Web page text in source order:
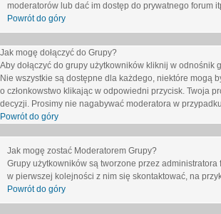
moderatorów lub dać im dostęp do prywatnego forum
Powrót do góry
Jak mogę dołączyć do Grupy?
Aby dołączyć do grupy użytkowników kliknij w
Nie wszystkie są dostępne dla każdego, niektóre mogą
o członkowstwo klikając w odpowiedni przycisk. Twoja
decyzji. Prosimy nie nagabywać moderatora w
Powrót do góry
Jak mogę zostać Moderatorem Grupy?
Grupy użytkowników są tworzone przez
w pierwszej kolejności z nim się skontaktować, na
Powrót do góry